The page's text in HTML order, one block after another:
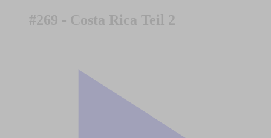
#269 - Costa Rica Teil 2